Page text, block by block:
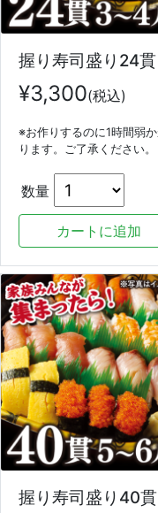
握り寿司盛り24貫
¥3,300(税込)
※お作りするのに1時間弱
ります。ご了承ください。
数量
握り寿司盛り40貫